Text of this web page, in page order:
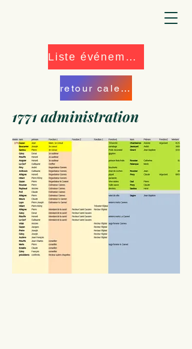
Liste événements
retour calendrier
1771 administration